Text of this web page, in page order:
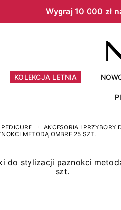
Wygraj 10 000 zł
KOLEKCJA LETNIA
AKCESORIA I PRZYBORY
METODĄ OMBRE 25 SZT.